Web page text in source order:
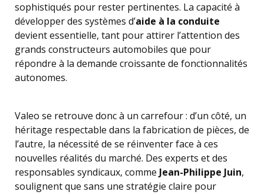
sophistiqués pour rester pertinentes. La capacité à
développer des systèmes d’aide à la conduite
devient essentielle, tant pour attirer l’attention des
grands constructeurs automobiles que pour
répondre à la demande croissante de fonctionnalités
autonomes.
Valeo se retrouve donc à un carrefour : d’un côté, un
héritage respectable dans la fabrication de pièces, de
l’autre, la nécessité de se réinventer face à ces
nouvelles réalités du marché. Des experts et des
responsables syndicaux, comme Jean-Philippe Juin,
soulignent que sans une stratégie claire pour